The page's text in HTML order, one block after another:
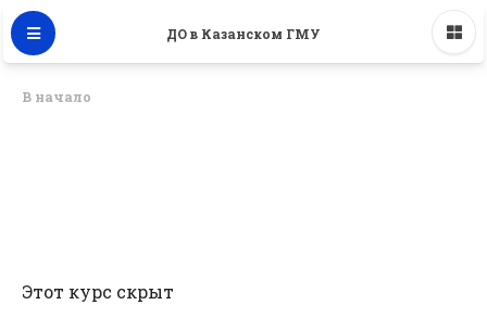
ДО в Казанском ГМУ
В начало
Этот курс скрыт